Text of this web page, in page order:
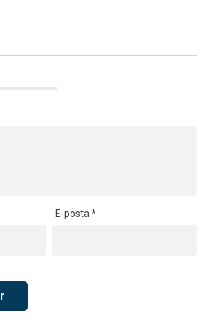
E-posta*